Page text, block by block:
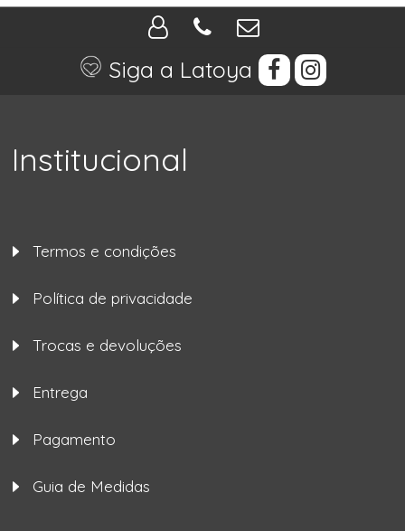
Siga a Latoya
Institucional
Termos e condições
Política de privacidade
Trocas e devoluções
Entrega
Pagamento
Guia de Medidas